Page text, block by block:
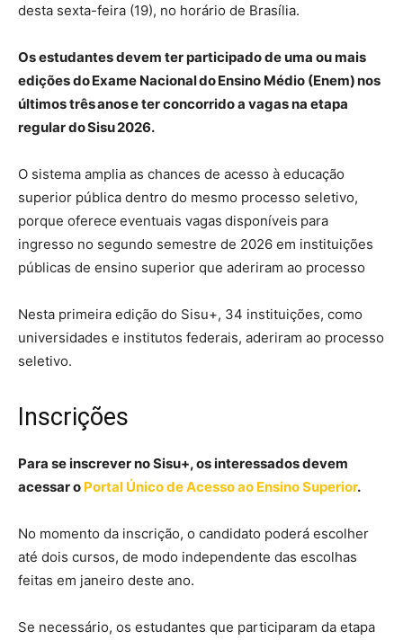
desta sexta-feira (19), no horário de Brasília.
Os estudantes devem ter participado de uma ou mais
edições do Exame Nacional do Ensino Médio (Enem) nos
últimos três anos e ter concorrido a vagas na etapa
regular do Sisu 2026.
O sistema amplia as chances de acesso à educação
superior pública dentro do mesmo processo seletivo,
porque oferece eventuais vagas disponíveis para
ingresso no segundo semestre de 2026 em instituições
públicas de ensino superior que aderiram ao processo
Nesta primeira edição do Sisu+, 34 instituições, como
universidades e institutos federais, aderiram ao processo
seletivo.
Inscrições
Para se inscrever no Sisu+, os interessados devem
acessar o Portal Único de Acesso ao Ensino Superior.
No momento da inscrição, o candidato poderá escolher
até dois cursos, de modo independente das escolhas
feitas em janeiro deste ano.
Se necessário, os estudantes que participaram da etapa